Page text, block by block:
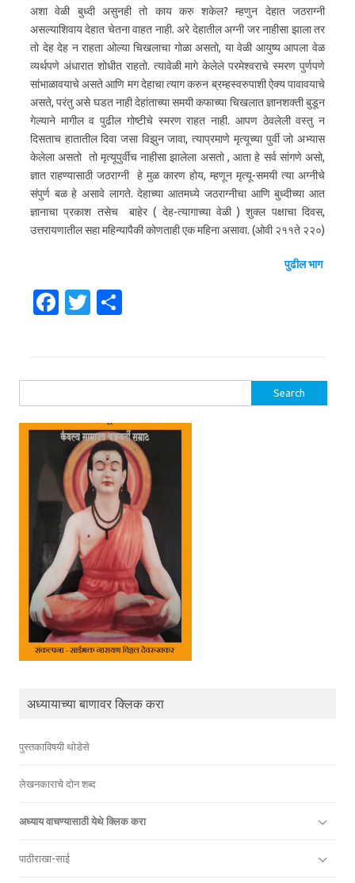
अशा वेळी बुध्दी असुनही तो काय करु शकेल? म्हणुन देहात जठराग्नी
असल्याशिवाय देहात चेतना वाहत नाही. अरे देहातील अग्नी जर नाहीसा झाला तर
तो देह देह न राहता ओल्या चिखलाचा गोळा असतो, या वेळी आयुष्य आपला वेळ
व्यर्थपणे अंधारात शोधीत राहतो.‍ त्यावेळी मागे केलेले परमेश्वराचे स्मरण पुर्णपणे
सांभाळावयाचे असते आणि मग देहाचा त्याग करुन ब्रम्हस्वरुपाशी ऐक्य पावावयाचे
असते, परंतु असे घडत नाही देहांताच्या समयी कफाच्या चिखलात ज्ञानशक्ती बुडून
गेल्याने मागील व पुढील गोष्टीचे स्मरण राहत नाही. आपण ठेवलेली वस्तु न
दिसताच हातातील दिवा जसा विझुन जावा, त्याप्रमाणे मृत्यूच्या पुर्वी जो अभ्यास
केलेला असतो तो मृत्यूपुर्वीच नाहीसा झालेला असतो , आता हे सर्व सांगणे असो,
ज्ञात राहण्यासाठी जठराग्नी हे मुळ कारण होय, म्हणून मृत्यू-समयी त्या अग्नीचे
संपुर्ण बळ हे असावे लागते. देहाच्या आतमध्ये जठराग्नीचा आणि बुध्दीच्या आत
ज्ञानाचा प्रकाश तसेच बाहेर ( देह-त्यागाच्या वेळी ) शुक्ल पक्षाचा दिवस,
उत्तरायणातील सहा महिन्यापैकी कोणताही एक महिना असावा. (ओवी २११ते २२०)
पुढील भाग
Fa
b
o
o
k
T
te
r
e
अध्यायाच्या बाणावर क्लिक करा
पुस्तकाविषयी थोडेसे
लेखनकाराचे दोन शब्द
अध्याय वाचण्यासाठी येथे क्लिक करा
पाठीराखा-साई